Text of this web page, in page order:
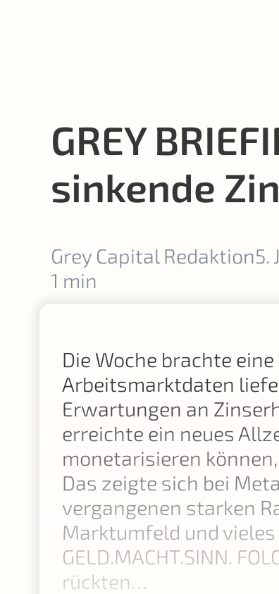
GREY
sinkende
Grey Capital Redaktion5.
1 min
Die Woche brachte
Arbeitsmarktdaten
Erwartungen an
erreichte ein neues
monetarisieren
Das zeigte sich bei
vergangenen starken
Marktumfeld und vieles
GELD.MACHT.SINN.
rückten…